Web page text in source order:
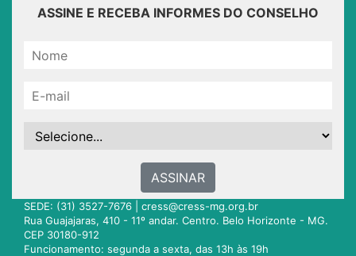
ASSINE E RECEBA INFORMES DO CONSELHO
ASSINAR
SEDE: (31) 3527-7676 | cress@cress-mg.org.br
Rua Guajajaras, 410 - 11º andar. Centro. Belo Horizonte - MG.
CEP 30180-912
Funcionamento: segunda a sexta, das 13h às 19h